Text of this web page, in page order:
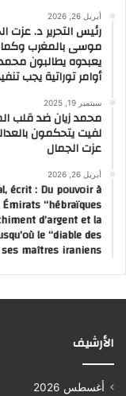
أبريل 26, 2026
رئيس التحرير د. عزت
موسى بالمغرب
يعبدوه يطالبون
أوامر توراتية يجب
سبتمبر 19, 2025
محمد زيان ضد قلب
لفيت يتحكمون
عزت الجمال
أبريل 26, 2026
écrit : Du pouvoir à
“hébraïques
d’argent et la
le “diable des
maîtres iraniens ?
الأرشيف
أغسطس 2026